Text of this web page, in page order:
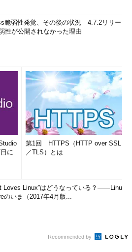
脆弱性発覚、その後の状況 4.7.2リリー
性が公開されなかった理由
に
第1回 HTTPS（HTTP over SSL
／TLS）とは
Loves Linux”はどうなっている？――Linu
のいま（2017年4月版...
Recommended by